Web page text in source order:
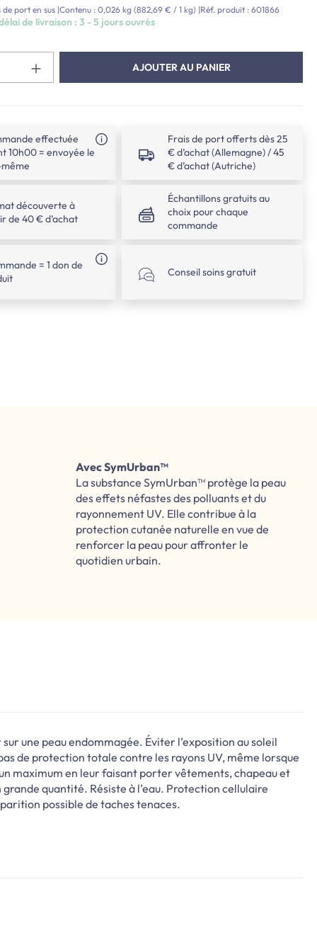
port en sus |Contenu : 0,026 kg (882,69 € / 1 kg) |Réf. produit : 601866
de livraison : 3 - 5 jours ouvrés
Quantité de produit : Entrez la
AJOUTER AU PANIER
effectuée
10h00 = envoyée le
Frais de port offerts dès 25
€ d’achat (Allemagne) / 45
€ d’achat (Autriche)
découverte à
de 40 € d’achat
Échantillons gratuits au
choix pour chaque
commande
= 1 don de
Conseil soins gratuit
Avec SymUrban™
La substance SymUrban™ protège la peau
des effets néfastes des polluants et du
rayonnement UV. Elle contribue à la
protection cutanée naturelle en vue de
renforcer la peau pour affronter le
quotidien urbain.
une peau endommagée. Éviter l’exposition au soleil
de protection totale contre les rayons UV, même lorsque
maximum en leur faisant porter vêtements, chapeau et
quantité. Résiste à l’eau. Protection cellulaire
possible de taches tenaces.